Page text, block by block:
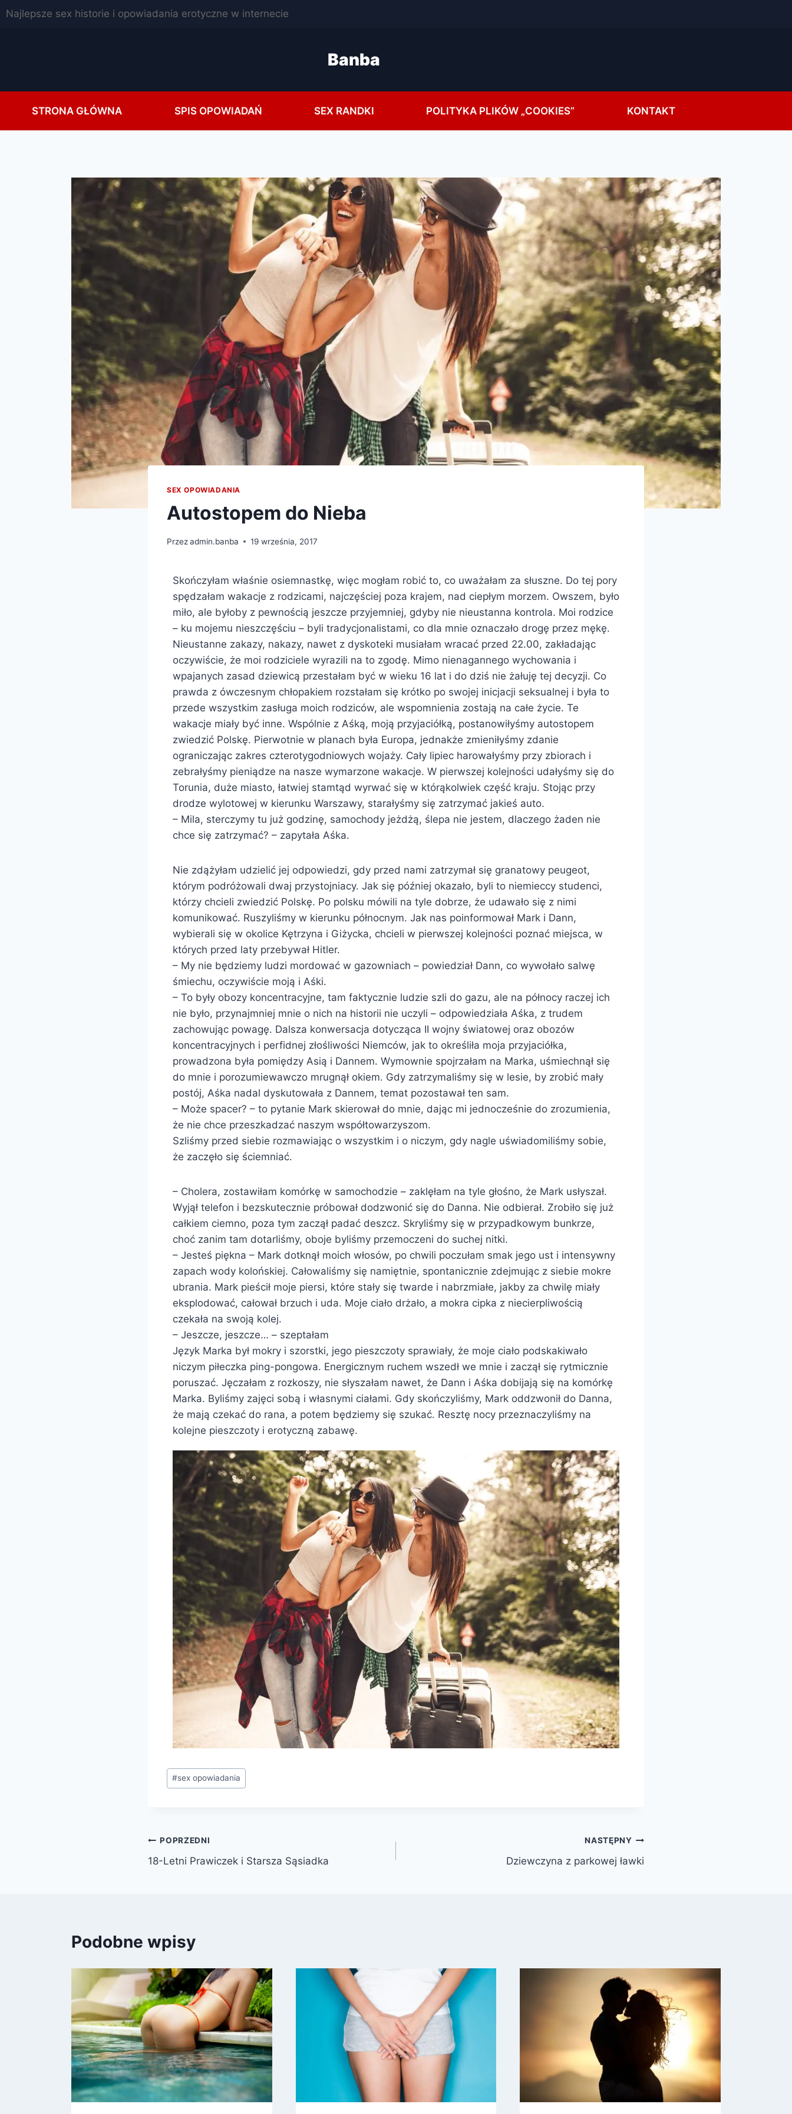
Najlepsze sex historie i opowiadania erotyczne w internecie
Banba
STRONA GŁÓWNA SPIS OPOWIADAŃ SEX RANDKI POLITYKA PLIKÓW „COOKIES” KONTAKT
SEX OPOWIADANIA
Autostopem do Nieba
Przezadmin.banba 19 września, 2017
Skończyłam właśnie osiemnastkę, więc mogłam robić to, co uważałam za słuszne. Do tej pory
spędzałam wakacje z rodzicami, najczęściej poza krajem, nad ciepłym morzem. Owszem, było
miło, ale byłoby z pewnością jeszcze przyjemniej, gdyby nie nieustanna kontrola. Moi rodzice
– ku mojemu nieszczęściu – byli tradycjonalistami, co dla mnie oznaczało drogę przez mękę.
Nieustanne zakazy, nakazy, nawet z dyskoteki musiałam wracać przed 22.00, zakładając
oczywiście, że moi rodziciele wyrazili na to zgodę. Mimo nienagannego wychowania i
wpajanych zasad dziewicą przestałam być w wieku 16 lat i do dziś nie żałuję tej decyzji. Co
prawda z ówczesnym chłopakiem rozstałam się krótko po swojej inicjacji seksualnej i była to
przede wszystkim zasługa moich rodziców, ale wspomnienia zostają na całe życie. Te
wakacje miały być inne. Wspólnie z Aśką, moją przyjaciółką, postanowiłyśmy autostopem
zwiedzić Polskę. Pierwotnie w planach była Europa, jednakże zmieniłyśmy zdanie
ograniczając zakres czterotygodniowych wojaży. Cały lipiec harowałyśmy przy zbiorach i
zebrałyśmy pieniądze na nasze wymarzone wakacje. W pierwszej kolejności udałyśmy się do
Torunia, duże miasto, łatwiej stamtąd wyrwać się w którąkolwiek część kraju. Stojąc przy
drodze wylotowej w kierunku Warszawy, starałyśmy się zatrzymać jakieś auto.
– Mila, sterczymy tu już godzinę, samochody jeżdżą, ślepa nie jestem, dlaczego żaden nie
chce się zatrzymać? – zapytała Aśka.
Nie zdążyłam udzielić jej odpowiedzi, gdy przed nami zatrzymał się granatowy peugeot,
którym podróżowali dwaj przystojniacy. Jak się później okazało, byli to niemieccy studenci,
którzy chcieli zwiedzić Polskę. Po polsku mówili na tyle dobrze, że udawało się z nimi
komunikować. Ruszyliśmy w kierunku północnym. Jak nas poinformował Mark i Dann,
wybierali się w okolice Kętrzyna i Giżycka, chcieli w pierwszej kolejności poznać miejsca, w
których przed laty przebywał Hitler.
– My nie będziemy ludzi mordować w gazowniach – powiedział Dann, co wywołało salwę
śmiechu, oczywiście moją i Aśki.
– To były obozy koncentracyjne, tam faktycznie ludzie szli do gazu, ale na północy raczej ich
nie było, przynajmniej mnie o nich na historii nie uczyli – odpowiedziała Aśka, z trudem
zachowując powagę. Dalsza konwersacja dotycząca II wojny światowej oraz obozów
koncentracyjnych i perfidnej złośliwości Niemców, jak to określiła moja przyjaciółka,
prowadzona była pomiędzy Asią i Dannem. Wymownie spojrzałam na Marka, uśmiechnął się
do mnie i porozumiewawczo mrugnął okiem. Gdy zatrzymaliśmy się w lesie, by zrobić mały
postój, Aśka nadal dyskutowała z Dannem, temat pozostawał ten sam.
– Może spacer? – to pytanie Mark skierował do mnie, dając mi jednocześnie do zrozumienia,
że nie chce przeszkadzać naszym współtowarzyszom.
Szliśmy przed siebie rozmawiając o wszystkim i o niczym, gdy nagle uświadomiliśmy sobie,
że zaczęło się ściemniać.
– Cholera, zostawiłam komórkę w samochodzie – zaklęłam na tyle głośno, że Mark usłyszał.
Wyjął telefon i bezskutecznie próbował dodzwonić się do Danna. Nie odbierał. Zrobiło się już
całkiem ciemno, poza tym zaczął padać deszcz. Skryliśmy się w przypadkowym bunkrze,
choć zanim tam dotarliśmy, oboje byliśmy przemoczeni do suchej nitki.
– Jesteś piękna – Mark dotknął moich włosów, po chwili poczułam smak jego ust i intensywny
zapach wody kolońskiej. Całowaliśmy się namiętnie, spontanicznie zdejmując z siebie mokre
ubrania. Mark pieścił moje piersi, które stały się twarde i nabrzmiałe, jakby za chwilę miały
eksplodować, całował brzuch i uda. Moje ciało drżało, a mokra cipka z niecierpliwością
czekała na swoją kolej.
– Jeszcze, jeszcze… – szeptałam
Język Marka był mokry i szorstki, jego pieszczoty sprawiały, że moje ciało podskakiwało
niczym piłeczka ping-pongowa. Energicznym ruchem wszedł we mnie i zaczął się rytmicznie
poruszać. Jęczałam z rozkoszy, nie słyszałam nawet, że Dann i Aśka dobijają się na komórkę
Marka. Byliśmy zajęci sobą i własnymi ciałami. Gdy skończyliśmy, Mark oddzwonił do Danna,
że mają czekać do rana, a potem będziemy się szukać. Resztę nocy przeznaczyliśmy na
kolejne pieszczoty i erotyczną zabawę.
#sex opowiadania
POPRZEDNI
18-Letni Prawiczek i Starsza Sąsiadka
NASTĘPNY
Dziewczyna z parkowej ławki
Podobne wpisy